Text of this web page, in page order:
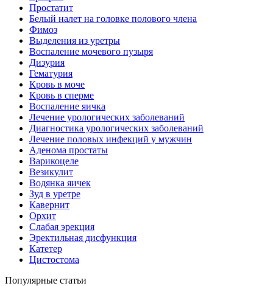
Простатит
Белый налет на головке полового члена
Фимоз
Выделения из уретры
Воспаление мочевого пузыря
Дизурия
Гематурия
Кровь в моче
Кровь в сперме
Воспаление яичка
Лечение урологических заболеваний
Диагностика урологических заболеваний
Лечение половых инфекций у мужчин
Аденома простаты
Варикоцеле
Везикулит
Водянка яичек
Зуд в уретре
Кавернит
Орхит
Слабая эрекция
Эректильная дисфункция
Катетер
Цистостома
Популярные статьи